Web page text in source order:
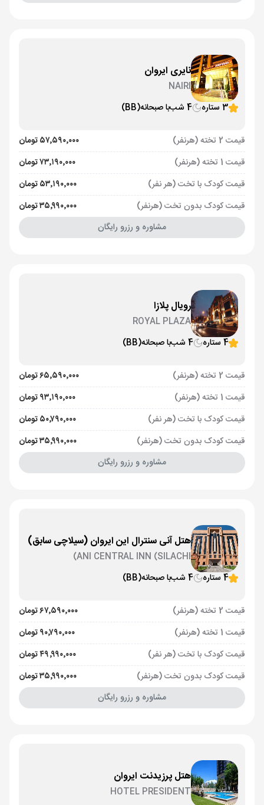
نایری ایروان
NAIRI
3 ستاره
4 شب با صبحانه(BB)
قیمت 2 تخته (هرنفر)
۵۷٬۵۹۰٬۰۰۰ تومان
قیمت 1 تخته (هرنفر)
۷۳٬۱۹۰٬۰۰۰ تومان
قیمت کودک با تخت (هر نفر)
۵۳٬۱۹۰٬۰۰۰ تومان
قیمت کودک بدون تخت (هرنفر)
۳۵٬۹۹۰٬۰۰۰ تومان
مشاوره و رزرو رایگان
رویال پلازا
ROYAL PLAZA
4 ستاره
4 شب با صبحانه(BB)
قیمت 2 تخته (هرنفر)
۶۵٬۵۹۰٬۰۰۰ تومان
قیمت 1 تخته (هرنفر)
۹۳٬۱۹۰٬۰۰۰ تومان
قیمت کودک با تخت (هر نفر)
۵۰٬۷۹۰٬۰۰۰ تومان
قیمت کودک بدون تخت (هرنفر)
۳۵٬۹۹۰٬۰۰۰ تومان
مشاوره و رزرو رایگان
هتل آنی سنترال این ایروان (سیلاچی سابق)
ANI CENTRAL INN (SILACHI)
4 ستاره
4 شب با صبحانه(BB)
قیمت 2 تخته (هرنفر)
۶۷٬۵۹۰٬۰۰۰ تومان
قیمت 1 تخته (هرنفر)
۹۰٬۷۹۰٬۰۰۰ تومان
قیمت کودک با تخت (هر نفر)
۴۹٬۹۹۰٬۰۰۰ تومان
قیمت کودک بدون تخت (هرنفر)
۳۵٬۹۹۰٬۰۰۰ تومان
مشاوره و رزرو رایگان
هتل پرزیدنت ایروان
HOTEL PRESIDENT